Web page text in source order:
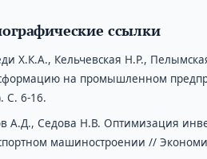
ссылки
Х.К.А., Кельчевская Н.Р.,
на промышленном
С. 6-16.
А.Д., Седова Н.В. Оптимизация
машиностроении //